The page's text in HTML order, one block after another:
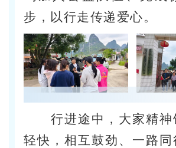
步，以行走传递爱心。
行进途中，大家精
轻快，相互鼓劲、一路同